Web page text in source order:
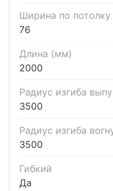
Ширина по
76
Длина (мм)
2000
Радиус изгиба
3500
Радиус изгиба
3500
Гибкий
Да